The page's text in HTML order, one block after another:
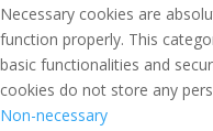
Necessary cookies are
function properly. This
basic functionalities and
cookies do not store any
Non-necessary